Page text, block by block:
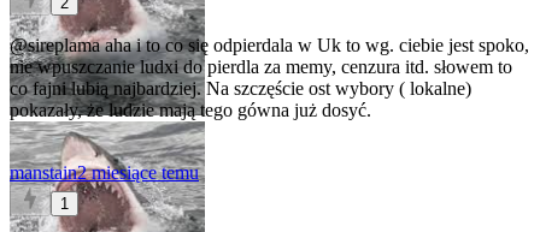
@sireplamaaha i to co się odpierdala w Uk to wg. ciebie jest spoko,
nie wpuszczanie ludxi do pierdla za memy, cenzura itd. słowem to
co fajni lubią najbardziej. Na szczęście ost wybory ( lokalne)
pokazały, że ludzie mają tego gówna już dosyć.
manstain2 miesiące temu
1